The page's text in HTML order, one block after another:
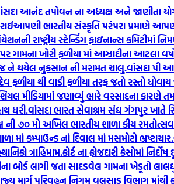
આનંદ તપોવન ના અધ્યક્ષ અને જાણીતા
આપણી ભારતીય સંસ્કૃતિ પરંપરા પ્રમાણે
રાષ્ટ્રીય સ્ટેન્ડિંગ ફાઇનાન્સ કમિટીમાં
ગામના ખોરી ફળીયા માં આઝાદીના આટલા
ને થયેલ નુકસાન ની મરામત ચાલુ.વાંસદા પી
ફળીયા થી વાડી ફળીયા તરફ જતો રસ્તો
મીડિયામાં જણાવ્યું ભારે વરસાદના
ધરી.વાંસદા ભારત સેવાશ્રમ સંઘ ગંગપુર ખાતે
ની ૭૦ મો અખિલ ભારતીય શાળા કીય
માં કમ્પાઉન્ડ નાં દિવાલ માં મસમોટો ભ્રષ્ટાચાર.
ત્રાહિમામ.કોર્ટ ના ફોજદારી કેસોમાં
બોર્ડ લાગી જતા સાદડવેલ ગામના ખેડૂતો
માર્ગ પરિવહન નિગમ વલસાડ વિભાગ માંથી